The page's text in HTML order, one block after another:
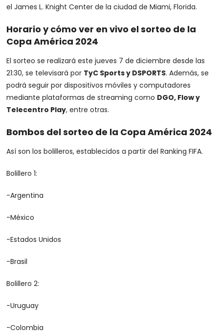
el James L. Knight Center de la ciudad de Miami, Florida.
Horario y cómo ver en vivo el sorteo de la
Copa América 2024
El sorteo se realizará este jueves 7 de diciembre desde las
21:30, se televisará por TyC Sports y DSPORTS. Además, se
podrá seguir por dispositivos móviles y computadores
mediante plataformas de streaming como DGO, Flow y
Telecentro Play, entre otras.
Bombos del sorteo de la Copa América 2024
Así son los bolilleros, establecidos a partir del Ranking FIFA.
Bolillero 1:
-Argentina
-México
-Estados Unidos
-Brasil
Bolillero 2:
-Uruguay
-Colombia